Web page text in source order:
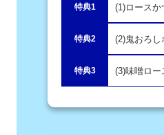
特典1 (1)ロースか
特典2 (2)鬼おろし
特典3 (3)味噌ロー